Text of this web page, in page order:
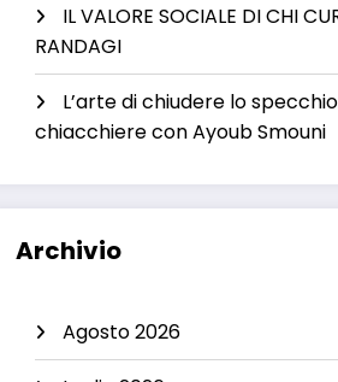
IL VALORE SOCIALE DI CHI
RANDAGI
L’arte di chiudere lo
chiacchiere con Ayoub Smouni
Archivio
Agosto 2026